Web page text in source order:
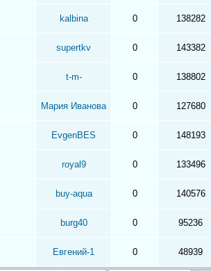
kalbina 0 138282
supertkv 0 143382
t-m- 0 138802
Мария Иванова 0 127680
EvgenBES 0 148193
royal9 0 133496
buy-aqua 0 140576
burg40 0 95236
Евгений-1 0 48939